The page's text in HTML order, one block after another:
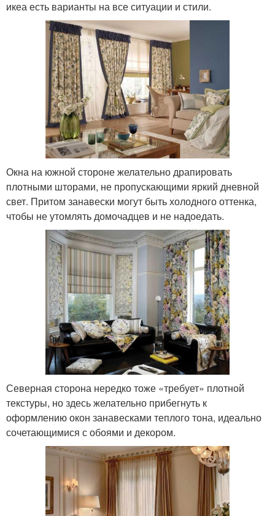
икеа есть варианты на все ситуации и стили.
Окна на южной стороне желательно драпировать
плотными шторами, не пропускающими яркий дневной
свет. Притом занавески могут быть холодного оттенка,
чтобы не утомлять домочадцев и не надоедать.
Северная сторона нередко тоже «требует» плотной
текстуры, но здесь желательно прибегнуть к
оформлению окон занавесками теплого тона, идеально
сочетающимися с обоями и декором.